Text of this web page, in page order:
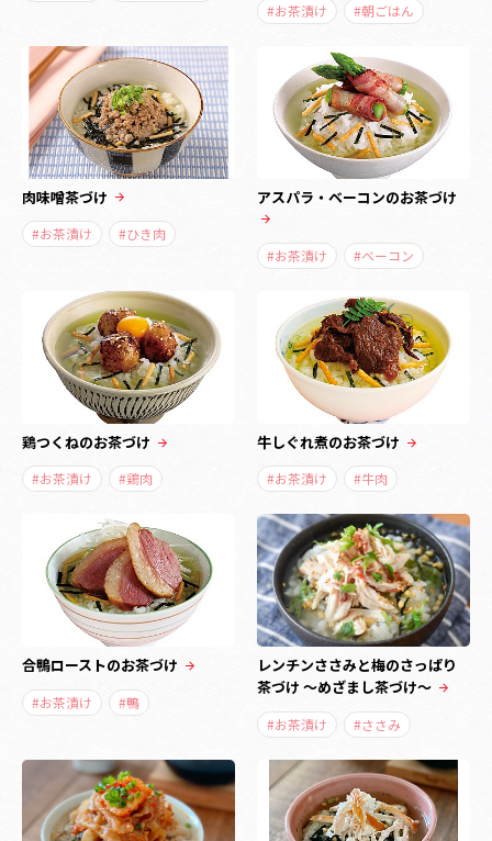
#お茶漬け #朝ごはん
肉味噌茶づけ
#お茶漬け #ひき肉
アスパラ・ベーコンのお茶づけ
#お茶漬け #ベーコン
鶏つくねのお茶づけ
#お茶漬け #鶏肉
牛しぐれ煮のお茶づけ
#お茶漬け #牛肉
合鴨ローストのお茶づけ
#お茶漬け #鴨
レンチンささみと梅のさっぱり
茶づけ ～めざまし茶づけ～
#お茶漬け #ささみ